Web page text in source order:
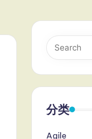
分类
Agile